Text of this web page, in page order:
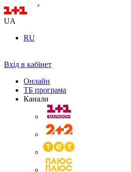
UA
RU
Вхід в кабінет
Онлайн
ТБ програма
Канали